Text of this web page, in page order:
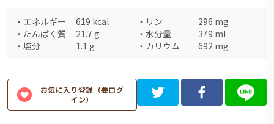
・ エネルギー 619 kcal ・ リン 296 mg
・ たんぱく質 21.7 g ・ 水分量 379 ml
・ 塩分 1.1 g ・ カリウム 692 mg
お気に入り登録（要ログ
イン）